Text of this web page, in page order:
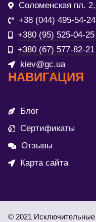
Соломенская пл.
+38 (044) 495-54-24
+380 (95) 525-04-25
+380 (67) 577-82-21
kiev@gc.ua
НАВИГАЦИЯ
Блог
Сертификаты
Отзывы
Карта сайта
© 2021